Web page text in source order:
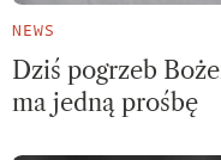
NEWS
Dziś pogrzeb
ma jedną prośbę